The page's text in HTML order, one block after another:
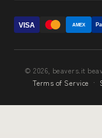
VISA AMEX
© 2026, beavers.it
Terms of Service ·